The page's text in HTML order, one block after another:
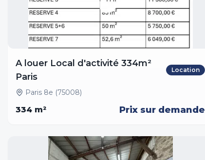
A louer Local d'activité 334m²
Paris
Location
Paris 8e (75008)
334 m² Prix sur demande